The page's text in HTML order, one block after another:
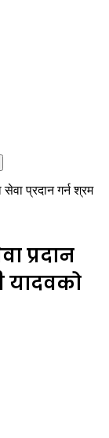
प्रदान गर्न श्रम
प्रदान
यादवको